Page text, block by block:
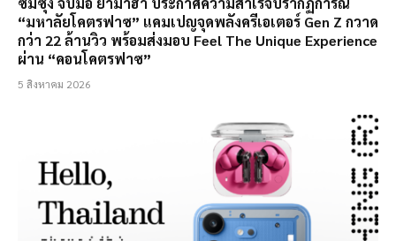
“มหาลัยโคตรฟาซ” แคมเปญจุดพลังครีเอเตอร์ Gen Z กวาด
กว่า 22 ล้านวิว พร้อมส่งมอบ Feel The Unique Experience
ผ่าน “คอนโคตรฟาซ”
5 สิงหาคม 2026